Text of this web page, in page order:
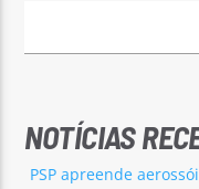
NOTÍCIAS
PSP apreende